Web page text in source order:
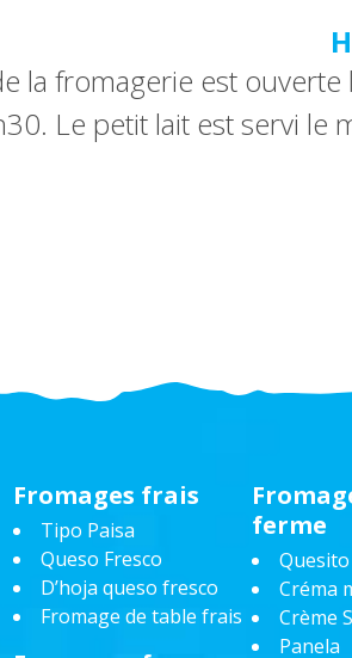
la fromagerie est
Le petit lait est servi
Fromages frais
Tipo Paisa
Queso Fresco
D’hoja queso fresco
Fromage de table frais
ferme
Quesito
Créma
Crème
Panela